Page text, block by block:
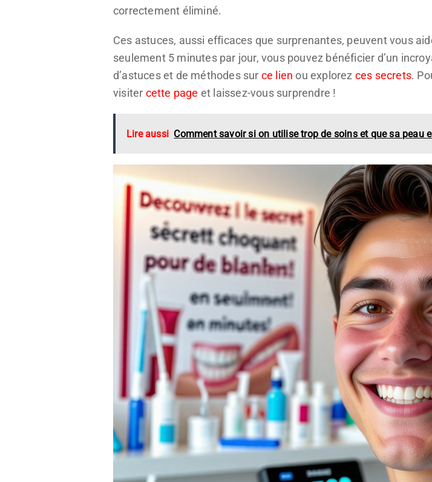
correctement éliminé.
Ces astuces, aussi efficaces que surprenantes, peuvent vous
seulement 5 minutes par jour, vous pouvez bénéficier d’un
d’astuces et de méthodes sur ce lien ou explorez ces secrets.
visiter cette page et laissez-vous surprendre !
Lire aussi Comment savoir si on utilise trop de soins et que sa peau